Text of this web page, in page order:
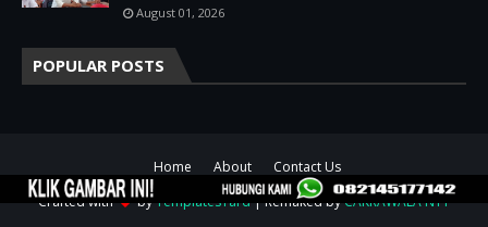
August 01, 2026
POPULAR POSTS
Home About
Contact Us
Crafted with
byTemplatesYard| Remaked byCAKRAWALA NTT